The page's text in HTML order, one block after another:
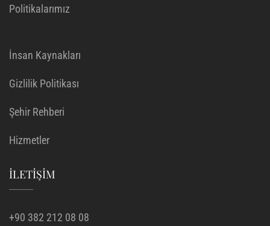
Politikalarımız
İnsan Kaynakları
Gizlilik Politikası
Şehir Rehberi
Hizmetler
İLETIŞIM
+90 382 212 08 08